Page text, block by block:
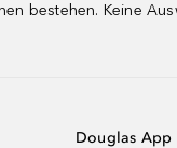
bestehen. Keine
Douglas App